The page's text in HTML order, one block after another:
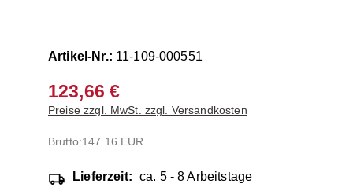
Artikel-Nr.: 11-109-000551
123,66 €
Preise zzgl. MwSt. zzgl. Versandkosten
Brutto:147.16 EUR
Lieferzeit: ca. 5 - 8 Arbeitstage